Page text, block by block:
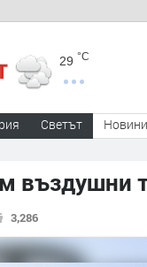
29 °C
Светът Новини
въздушни
3,286